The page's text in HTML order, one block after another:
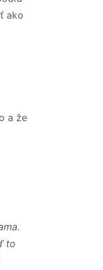
ako
a že
to